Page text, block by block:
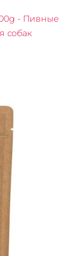
- Пивные
собак